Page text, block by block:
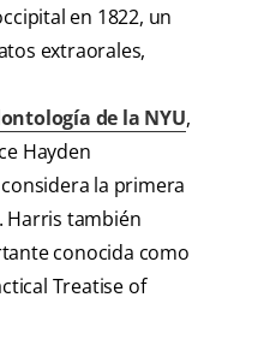
en 1822, un
extraorales,
de la NYU,
Hayden
la primera
Harris también
conocida como
Treatise of